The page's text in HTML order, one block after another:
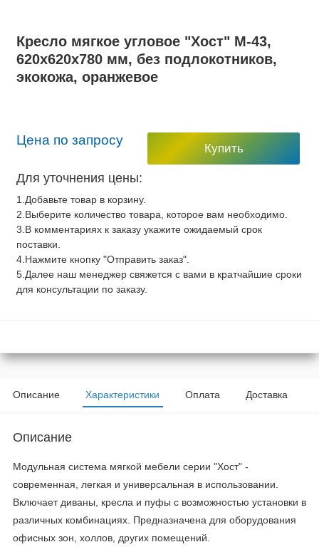
Кресло мягкое угловое "Хост" М-43,
620х620х780 мм, без подлокотников,
экокожа, оранжевое
Цена по запросу
Купить
Для уточнения цены:
1.Добавьте товар в корзину.
2.Выберите количество товара, которое вам необходимо.
3.В комментариях к заказу укажите ожидаемый срок
поставки.
4.Нажмите кнопку "Отправить заказ".
5.Далее наш менеджер свяжется с вами в кратчайшие сроки
для консультации по заказу.
Описание Характеристики Оплата Доставка
Описание
Модульная система мягкой мебели серии "Хост" -
современная, легкая и универсальная в использовании.
Включает диваны, кресла и пуфы с возможностью установки в
различных комбинациях. Предназначена для оборудования
офисных зон, холлов, других помещений.